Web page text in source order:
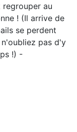
au
! (Il arrive de
se perdent
pas d'y
!) -